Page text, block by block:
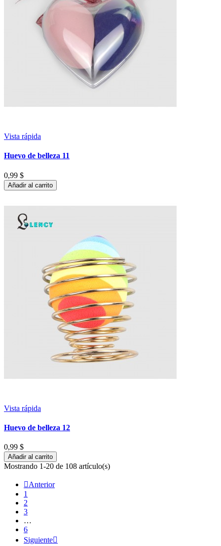
Vista rápida
Huevo de belleza 11
0,99 $
Añadir al carrito
Vista rápida
Huevo de belleza 12
0,99 $
Añadir al carrito
Mostrando 1-20 de 108 artículo(s)
Anterior
1
2
3
…
6
Siguiente